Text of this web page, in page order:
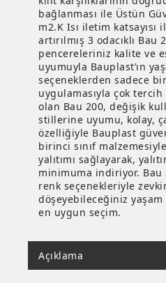
bağlanması ile Üstün
m2.K Isı iletim katsayısı
artırılmış 3 odacıklı
pencereleriniz kalite ve
uyumuyla Bauplast’ın
seçeneklerden sadece
uygulamasıyla çok
olan Bau 200, değişik
stillerine uyumu, kolay,
özelliğiyle Bauplast
birinci sınıf
yalıtımı sağlayarak,
minimuma indiriyor. Bau
renk seçenekleriyle
döşeyebileceğiniz
en uygun seçim.
Açıklama